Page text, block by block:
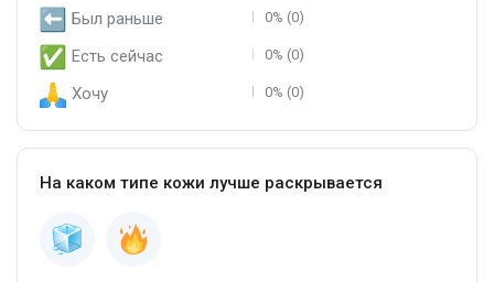
Был раньше 0% (0)
Есть сейчас 0% (0)
Хочу 0% (0)
На каком типе кожи лучше раскрывается